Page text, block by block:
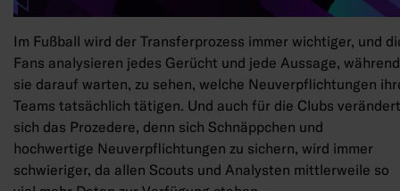
Im Fußball wird der Transferprozess immer wichtiger, und
Fans analysieren jedes Gerücht und jede Aussage, während
sie darauf warten, zu sehen, welche Neuverpflichtungen
Teams tatsächlich tätigen. Und auch für die Clubs verändert
sich das Prozedere, denn sich Schnäppchen und
hochwertige Neuverpflichtungen zu sichern, wird immer
schwieriger, da allen Scouts und Analysten mittlerweile so